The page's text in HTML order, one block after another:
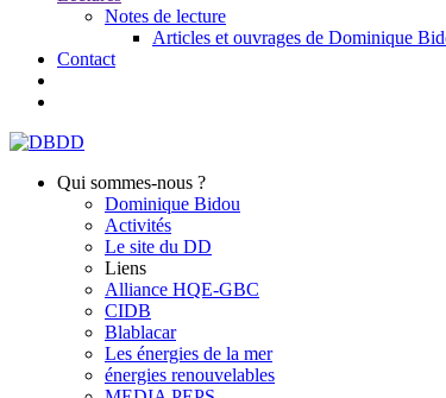
Notes de lecture
Articles et ouvrages de Dominique
Contact
Qui sommes-nous ?
Dominique Bidou
Activités
Le site du DD
Liens
Alliance HQE-GBC
CIDB
Blablacar
Les énergies de la mer
énergies renouvelables